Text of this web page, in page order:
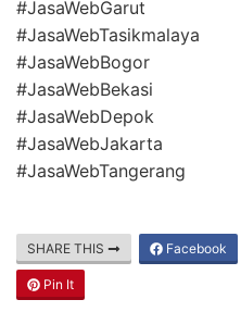
#JasaWebGarut
#JasaWebTasikmalaya
#JasaWebBogor
#JasaWebBekasi
#JasaWebDepok
#JasaWebJakarta
#JasaWebTangerang
SHARE THIS Facebook
Pin It